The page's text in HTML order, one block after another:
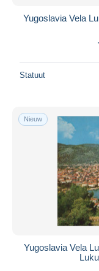
Yugoslavia Vela
Statuut
Nieuw
Yugoslavia Vela